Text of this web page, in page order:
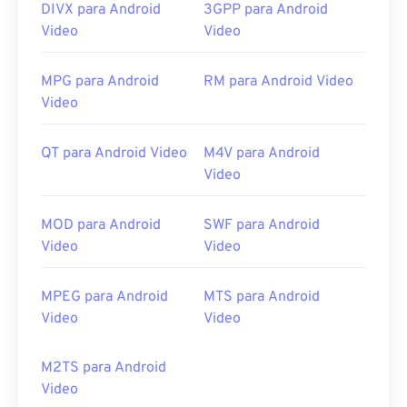
DIVX para Android
Video
3GPP para Android
Video
MPG para Android
Video
RM para Android Video
QT para Android Video
M4V para Android
Video
MOD para Android
Video
SWF para Android
Video
MPEG para Android
Video
MTS para Android
Video
M2TS para Android
Video